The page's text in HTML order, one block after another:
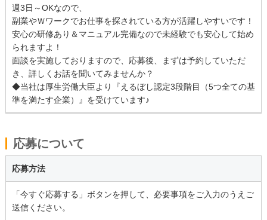
週3日～OKなので、
副業やＷワークでお仕事を探されている方が活躍しやすいです！
安心の研修あり＆マニュアル完備なので未経験でも安心して始め
られますよ！
面談を実施しておりますので、応募後、まずは予約していただ
き、詳しくお話を聞いてみませんか？
◆当社は厚生労働大臣より『えるぼし認定3段階目（5つ全ての基
準を満たす企業）』を受けています♪
応募について
応募方法
「今すぐ応募する」ボタンを押して、必要事項をご入力のうえご
送信ください。